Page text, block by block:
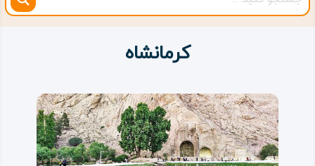
شهرستان
روستاهای
کرمانشاه